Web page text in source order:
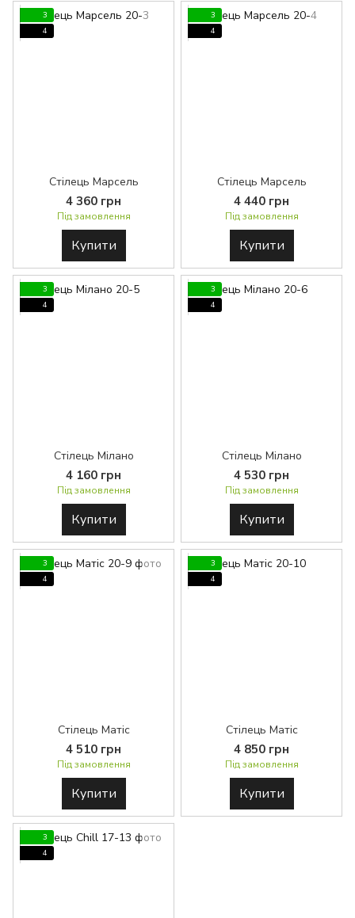
3
4
Стілець Марсель
4 360 грн
Під замовлення
Купити
3
4
Стілець Марсель
4 440 грн
Під замовлення
Купити
3
4
Стілець Мілано
4 160 грн
Під замовлення
Купити
3
4
Стілець Мілано
4 530 грн
Під замовлення
Купити
3
4
Стілець Матіс
4 510 грн
Під замовлення
Купити
3
4
Стілець Матіс
4 850 грн
Під замовлення
Купити
3
4